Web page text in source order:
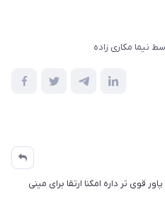
نیما مکاری زاده
قوی تر داره امکنا ارتقا برای مینی